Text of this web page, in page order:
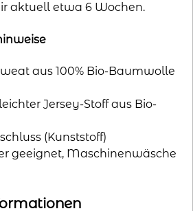
aktuell etwa 6 Wochen.
aus 100% Bio-Baumwolle
Jersey-Stoff aus Bio-
(Kunststoff)
geeignet, Maschinenwäsche